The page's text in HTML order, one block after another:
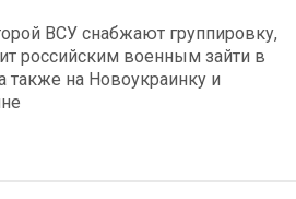
ВСУ снабжают группировку,
российским военным зайти в
также на Новоукраинку и